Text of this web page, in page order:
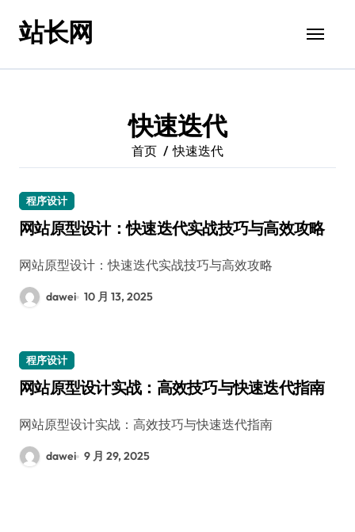
站长网
快速迭代
首页 快速迭代
程序设计
网站原型设计：快速迭代实战技巧与高效攻略
网站原型设计：快速迭代实战技巧与高效攻略
dawei 10 月 13, 2025
程序设计
网站原型设计实战：高效技巧与快速迭代指南
网站原型设计实战：高效技巧与快速迭代指南
dawei 9 月 29, 2025